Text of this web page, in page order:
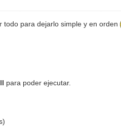
todo para dejarlo simple y en orden
para poder ejecutar.